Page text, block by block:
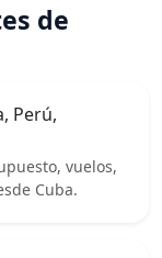
de
Perú,
vuelos,
Cuba.